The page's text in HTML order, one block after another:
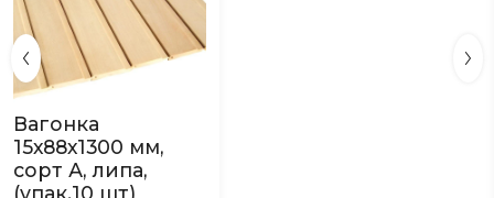
Вагонка
15х88х1300 мм,
сорт А, липа,
(упак.10 шт)